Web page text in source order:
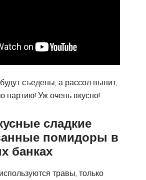
съедены, а рассол выпит,
партию! Уж очень вкусно!
сладкие
помидоры в
банках
травы, только